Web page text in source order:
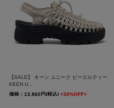
【SALE】 キーン ユニーク ピーエルティー
KEEN U...
価格：13,860円(税込) <30%OFF>